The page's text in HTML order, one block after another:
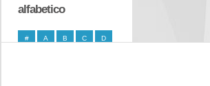
alfabetico
# A B C D